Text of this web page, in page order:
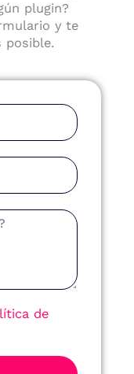
plugin?
y te
posible.
de